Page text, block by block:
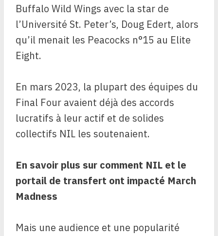
Buffalo Wild Wings avec la star de
l’Université St. Peter’s, Doug Edert, alors
qu’il menait les Peacocks n°15 au Elite
Eight.
En mars 2023, la plupart des équipes du
Final Four avaient déjà des accords
lucratifs à leur actif et de solides
collectifs NIL les soutenaient.
En savoir plus sur comment NIL et le
portail de transfert ont impacté March
Madness
Mais une audience et une popularité